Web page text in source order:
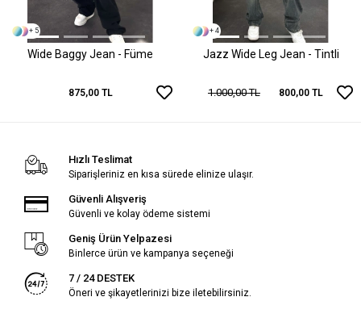
+ 5
Wide Baggy Jean - Füme
875,00 TL
+ 4
Jazz Wide Leg Jean - Tintli
1.000,00 TL 800,00 TL
Hızlı Teslimat
Siparişleriniz en kısa sürede elinize ulaşır.
Güvenli Alışveriş
Güvenli ve kolay ödeme sistemi
Geniş Ürün Yelpazesi
Binlerce ürün ve kampanya seçeneği
7 / 24 DESTEK
Öneri ve şikayetlerinizi bize iletebilirsiniz.